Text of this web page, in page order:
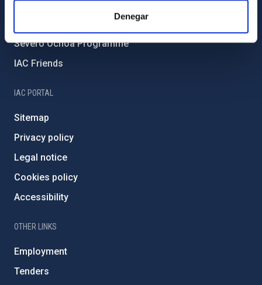
Denegar
IAC Projects
Severo Ochoa Programme
IAC Friends
IAC PORTAL
Sitemap
Privacy policy
Legal notice
Cookies policy
Accessibility
OTHER LINKS
Employment
Tenders